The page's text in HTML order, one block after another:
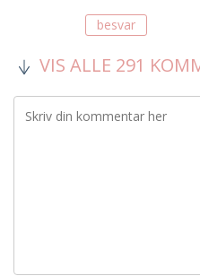
besvar
VIS ALLE 291